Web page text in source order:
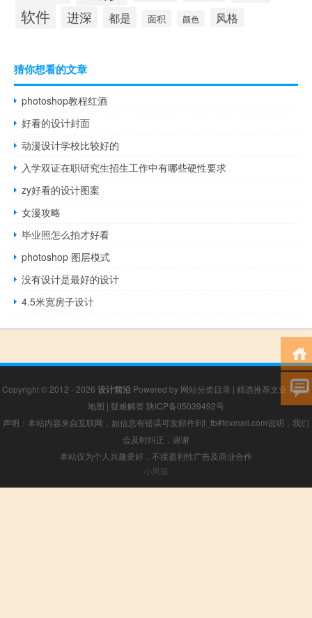
软件 进深 都是 面积 颜色 风格
猜你想看的文章
photoshop教程红酒
好看的设计封面
动漫设计学校比较好的
入学双证在职研究生招生工作中有哪些硬性要求
zy好看的设计图案
女漫攻略
毕业照怎么拍才好看
photoshop 图层模式
没有设计是最好的设计
4.5米宽房子设计
Copyright © 2012 - 2026 设计前沿 Powered by 网站分类目录 | 精选推荐文章 |网站
地图 | 疑难解答 陕ICP备05039492号
声明：本站内容来自互联网，如信息有错误可发邮件到f_fb#foxmail.com说明，我们
会及时纠正，谢谢
本站仅为个人兴趣爱好，不接盈利性广告及商业合作
小男孩